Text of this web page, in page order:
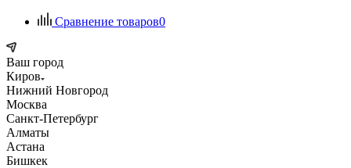
Сравнение товаров0
Ваш город
Киров
Нижний Новгород
Москва
Санкт-Петербург
Алматы
Астана
Бишкек